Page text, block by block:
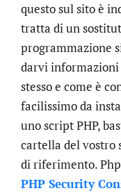
questo sul sito è
tratta di un
programmazione
darvi informazioni
stesso e come è
facilissimo da
uno script PHP,
cartella del vostro
di riferimento.
PHP Security